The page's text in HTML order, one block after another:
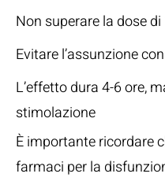
Non superare la dose
Evitare l’assunzione
L’effetto dura 4-6 ore,
stimolazione
È importante ricordare
farmaci per la